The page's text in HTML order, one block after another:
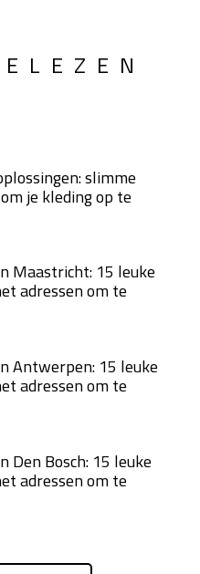
slimme
je kleding op te
Maastricht: 15 leuke
adressen om te
Antwerpen: 15 leuke
adressen om te
Den Bosch: 15 leuke
adressen om te